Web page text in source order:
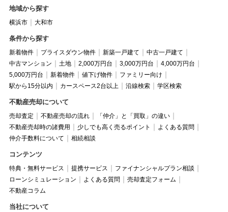
地域から探す
横浜市 大和市
条件から探す
新着物件 プライスダウン物件 新築一戸建て
中古一戸建て
中古マンション
土地 2,000万円台 3,000万円台
4,000万円台
5,000万円台
新着物件 値下げ物件
ファミリー向け
駅から15分以内
カースペース2台以上 沿線検索 学区検索
不動産売却について
売却査定 不動産売却の流れ
「仲介」と「買取」の違い
不動産売却時の諸費用
少しでも高く売るポイント
よくある質問
仲介手数料について
相続相談
コンテンツ
特典・無料サービス 提携サービス
ファイナンシャルプラン相談
ローンシミュレーション
よくある質問
売却査定フォーム
不動産コラム
当社について